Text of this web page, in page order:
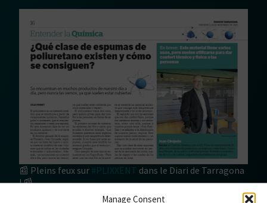
Manage Consent
📰 Pleins feux sur #PLIXXENT dans le Diari de Tarragona
! 📰